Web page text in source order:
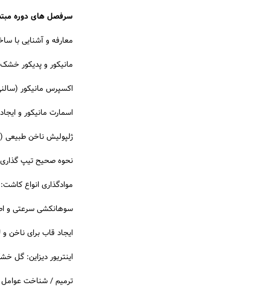
سرفصل های دوره
معارفه و آشنایی با
مانیکور و پدیکور
اکسپرس مانیکور
اسمارت مانیکور و
ژلپولیش ناخن طبیعی
نحوه صحیح تیپ
موادگذاری انواع
سوهانکشی سرعتی و
ایجاد قاب برای ناخن
اینتریور دیزاین: گل
ترمیم / شناخت